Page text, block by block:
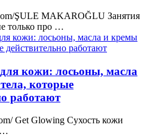
ŞULE MAKAROĞLU Занятия
только про …
кожи: лосьоны, масла
которые
работают
Get Glowing Сухость кожи
…